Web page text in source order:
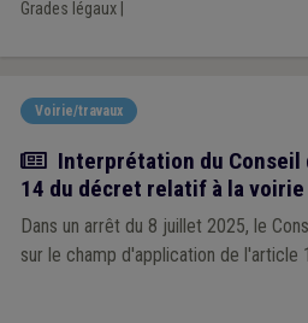
Grades légaux|
Voirie/travaux
Actualité
Interprétation du Conseil
14 du décret relatif à la voirie
Dans un arrêt du 8 juillet 2025, le
sur le champ d'application de l'article